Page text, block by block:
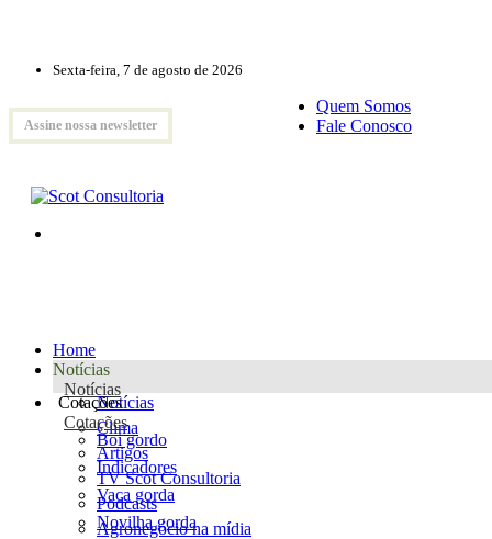
Sexta-feira, 7 de agosto de 2026
Assine nossa newsletter
Quem Somos
Fale Conosco
Home
Notícias
Notícias
Notícias
Clima
Artigos
TV Scot Consultoria
Podcasts
Agronegócio na mídia
Cotações
Cotações
Boi gordo
Indicadores
Vaca gorda
Novilha gorda